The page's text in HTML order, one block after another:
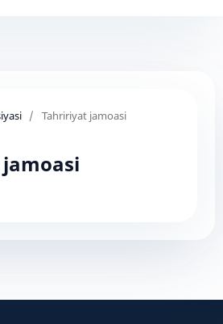
/ Tahririyat jamoasi